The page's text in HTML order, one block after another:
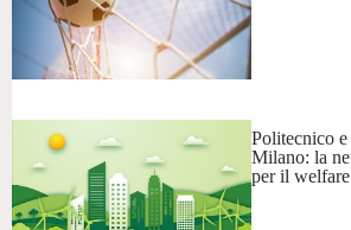
Politecnico
Milano: la
per il